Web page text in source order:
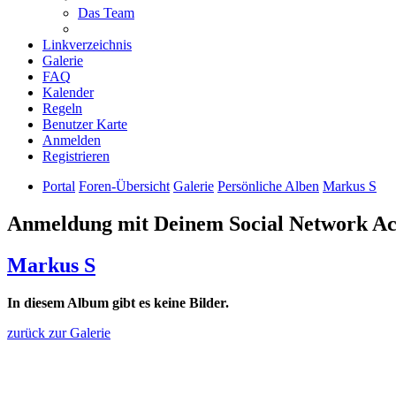
Das Team
Linkverzeichnis
Galerie
FAQ
Kalender
Regeln
Benutzer Karte
Anmelden
Registrieren
Portal Foren-Übersicht Galerie Persönliche Alben Markus S
Anmeldung mit Deinem Social Network
Markus S
In diesem Album gibt es keine Bilder.
zurück zur Galerie